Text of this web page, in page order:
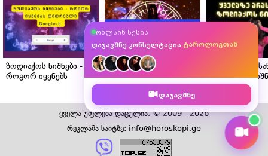
ზოდიაქოს ნიშნები -
როგორ იყენებს
თითოეული Google-ს?
ასტროლოგის რჩევები
ზოდიაქოს თითოეული
ნიშნისთვის
საცხოვრებლის სწორი
შერჩევისთვის
ყველაზე
ზოდიაქოს
ყველა უფლება დაცულია. © 2009 - 2026
რეკლამა საიტზე: info@horoskopi.ge
ონლაინ სესია
დაჯავშნე კონსულტაცია ტაროლოგთან
დაჯავშნე